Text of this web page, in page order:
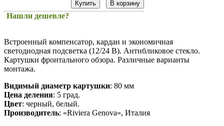
Нашли дешевле?
Встроенный компенсатор, кардан и экономичная
светодиодная подсветка (12/24 В). Антибликовое стекло.
Картушки фронтального обзора. Различные варианты
монтажа.
Видимый диаметр картушки: 80 мм
Цена деления: 5 град.
Цвет: черный, белый.
Производитель: «Riviera Genova», Италия